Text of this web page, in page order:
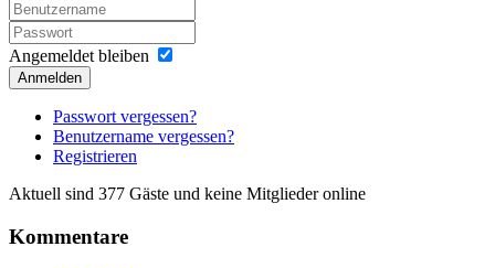
Angemeldet bleiben
Anmelden
Passwort vergessen?
Benutzername vergessen?
Registrieren
Aktuell sind 377 Gäste und keine Mitglieder online
Kommentare